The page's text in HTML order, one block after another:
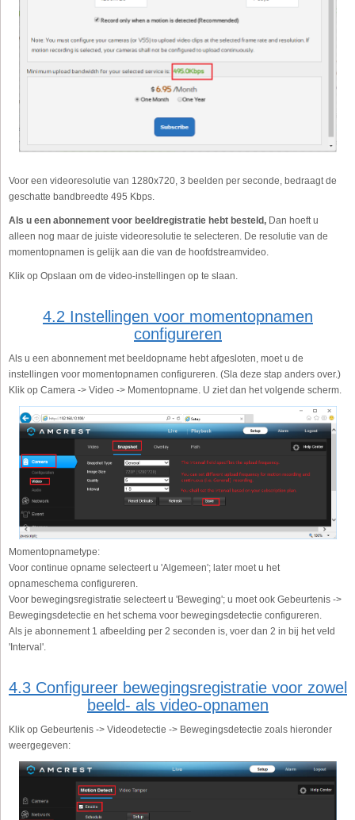
Voor een videoresolutie van 1280x720, 3 beelden per seconde, bedraagt de
geschatte bandbreedte 495 Kbps.
Als u een abonnement voor beeldregistratie hebt besteld, Dan hoeft u
alleen nog maar de juiste videoresolutie te selecteren. De resolutie van de
momentopnamen is gelijk aan die van de hoofdstreamvideo.
Klik op Opslaan om de video-instellingen op te slaan.
4.2 Instellingen voor momentopnamen
configureren
Als u een abonnement met beeldopname hebt afgesloten, moet u de
instellingen voor momentopnamen configureren. (Sla deze stap anders over.)
Klik op Camera -> Video -> Momentopname. U ziet dan het volgende scherm.
Momentopnametype:
Voor continue opname selecteert u 'Algemeen'; later moet u het
opnameschema configureren.
Voor bewegingsregistratie selecteert u 'Beweging'; u moet ook Gebeurtenis ->
Bewegingsdetectie en het schema voor bewegingsdetectie configureren.
Als je abonnement 1 afbeelding per 2 seconden is, voer dan 2 in bij het veld
'Interval'.
4.3 Configureer bewegingsregistratie voor zowel
beeld- als video-opnamen
Klik op Gebeurtenis -> Videodetectie -> Bewegingsdetectie zoals hieronder
weergegeven: